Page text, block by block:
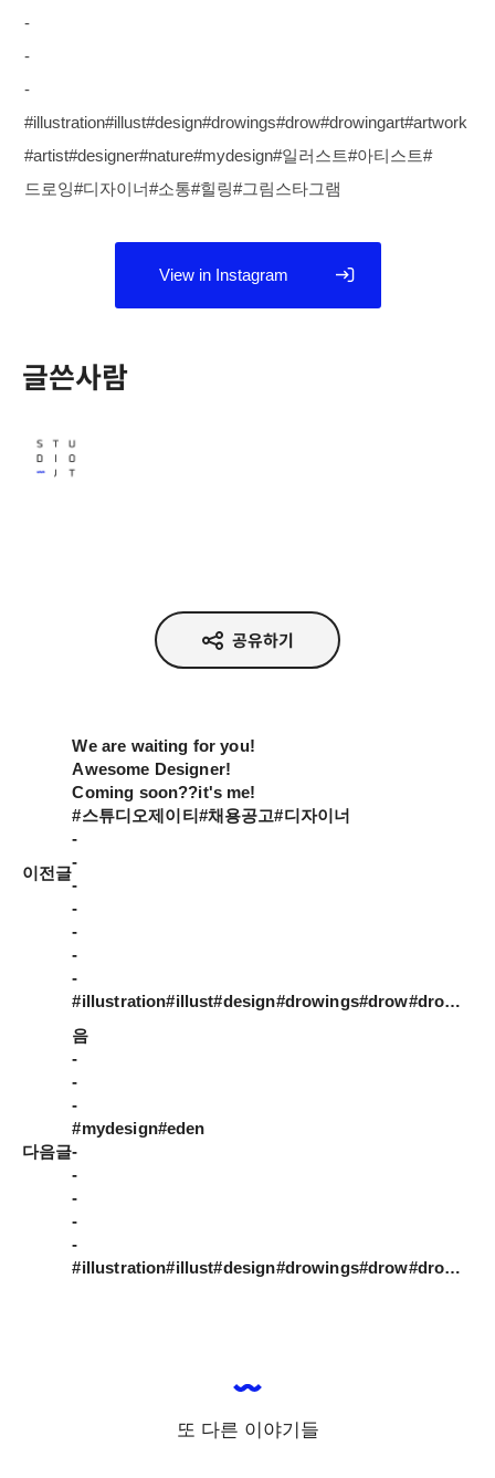
-
-
-
#illustration#illust#design#drowings#drow#drowingart#artwork
#artist#designer#nature#mydesign#일러스트#아티스트#
드로잉#디자이너#소통#힐링#그림스타그램
View in Instagram
글쓴사람
Studio JT
공유하기
이전글
We are waiting for you!
Awesome Designer!
Coming soon??it's me!
#스튜디오제이티#채용공고#디자이너
-
-
-
-
-
-
-
#illustration#illust#design#drowings#drow#drowingart#artwork#artist#designer#nature#mydesign#일러스트#아티스트#드로잉#디자이너#소통#힐링#그림스타그램
다음글
음
-
-
-
#mydesign#eden
-
-
-
-
-
#illustration#illust#design#drowings#drow#drowingart#artwork#artist#designer#nature#mydesign#food#일러스트#아티스트#드로잉#디자이너#소통#힐링#그림스타그램#반찬#김#콩나물#소세지
또 다른 이야기들